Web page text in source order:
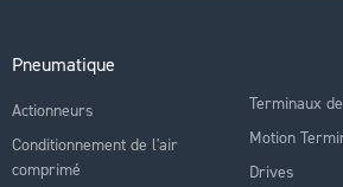
Pneumatique
Actionneurs
Conditionnement de l'air
comprimé
Terminaux
Motion
Drives